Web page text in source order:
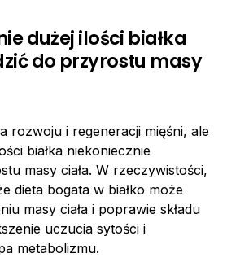
dużej ilości białka
do przyrostu masy
rozwoju i regeneracji mięśni, ale
białka niekoniecznie
masy ciała. W rzeczywistości,
dieta bogata w białko może
masy ciała i poprawie składu
uczucia sytości i
metabolizmu.